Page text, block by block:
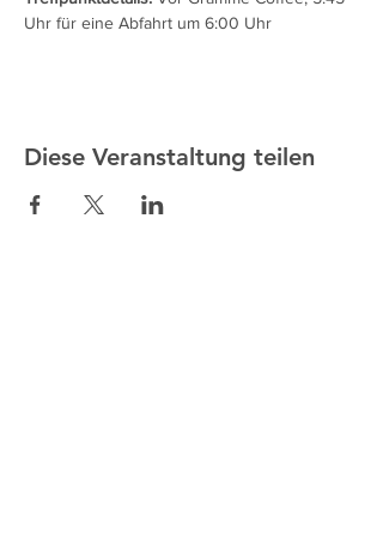
Uhr für eine Abfahrt um 6:00 Uhr
Diese Veranstaltung teilen